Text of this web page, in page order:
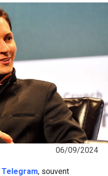
06/09/2024
Telegram, souvent